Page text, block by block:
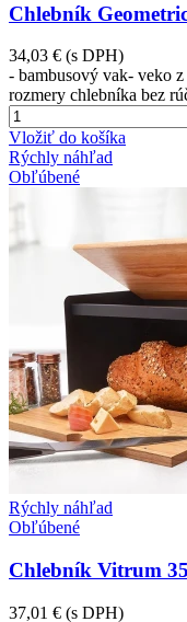
Chlebník
34,03 € (s DPH)
- bambusový vak- veko
rozmery chlebníka bez
Vložiť do košíka
Rýchly náhľad
Obľúbené
Rýchly náhľad
Obľúbené
Chlebník Vitrum
37,01 € (s DPH)